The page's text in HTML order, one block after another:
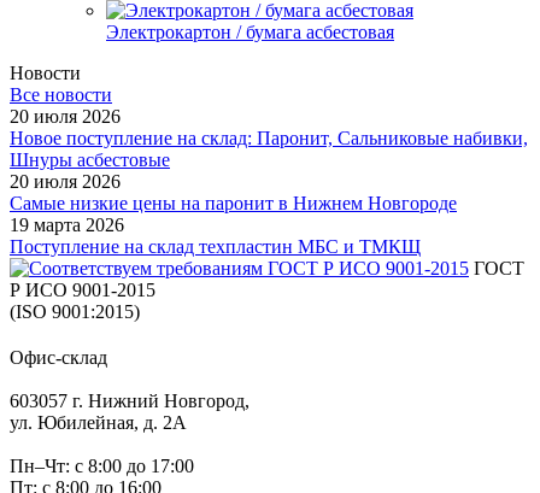
Электрокартон / бумага асбестовая
Новости
Все новости
20 июля 2026
Новое поступление на склад: Паронит, Сальниковые набивки,
Шнуры асбестовые
20 июля 2026
Самые низкие цены на паронит в Нижнем Новгороде
19 марта 2026
Поступление на склад техпластин МБС и ТМКЩ
ГОСТ
Р ИСО 9001-2015
(ISO 9001:2015)
Офис-склад
603057 г. Нижний Новгород,
ул. Юбилейная, д. 2А
Пн–Чт: с 8:00 до 17:00
Пт: с 8:00 до 16:00